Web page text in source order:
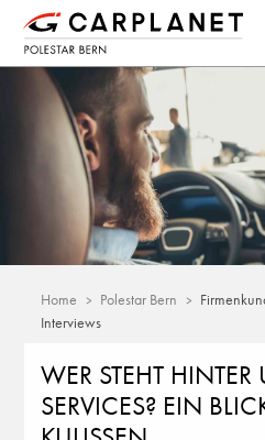
Home Polestar Bern
Interviews
WER STEHT HINTER
SERVICES? EIN